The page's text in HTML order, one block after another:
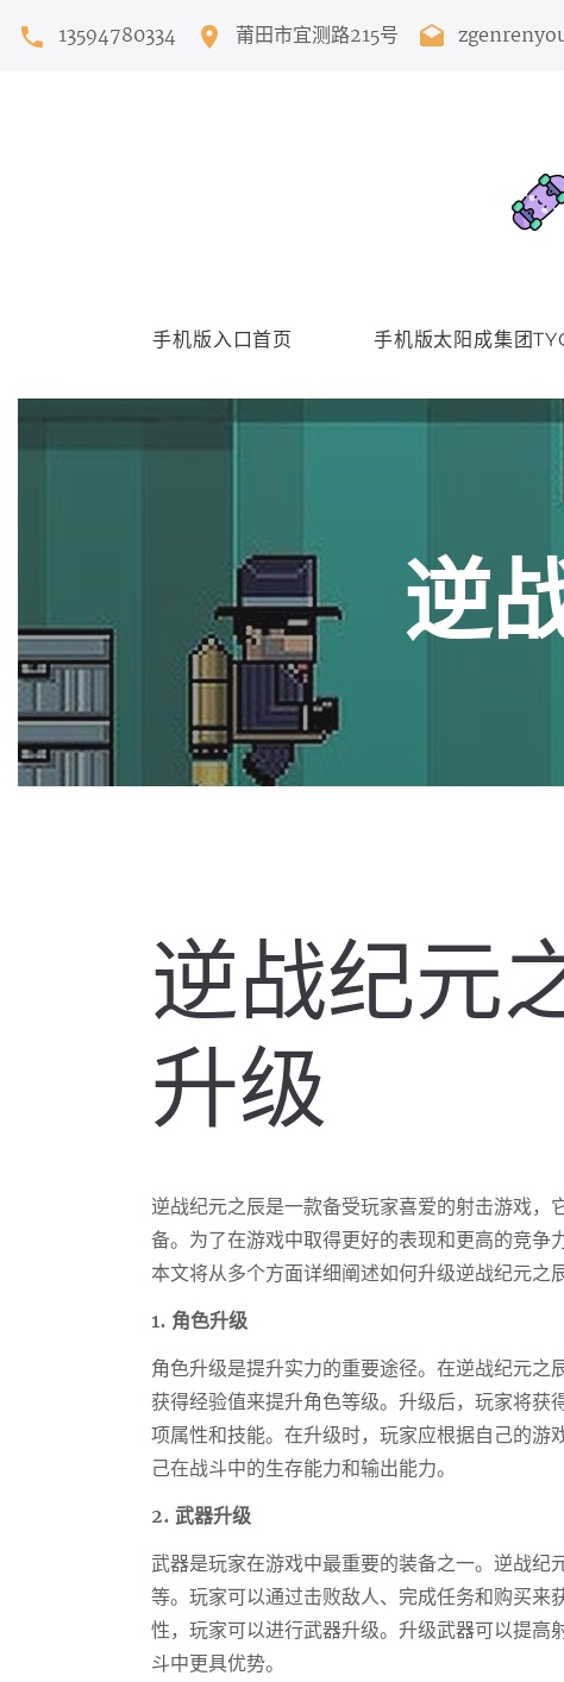
13594780334 莆田市宜测路215号
手机版入口首页 手机版太阳成集团
逆
逆战纪元
升级
逆战纪元之辰是一款备受玩家喜爱的射击游戏
备。为了在游戏中取得更好的表现和更高的竞争
本文将从多个方面详细阐述如何升级逆战纪元之
1. 角色升级
角色升级是提升实力的重要途径。在逆战纪元
获得经验值来提升角色等级。升级后，玩家将
项属性和技能。在升级时，玩家应根据自己的游
己在战斗中的生存能力和输出能力。
2. 武器升级
武器是玩家在游戏中最重要的装备之一。逆战
等。玩家可以通过击败敌人、完成任务和购买
性，玩家可以进行武器升级。升级武器可以提
斗中更具优势。